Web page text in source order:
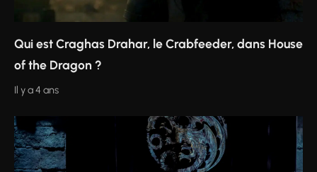
Qui est Craghas Drahar, le Crabfeeder, dans House
of the Dragon ?
Il y a 4 ans